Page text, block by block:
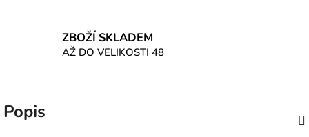
ZBOŽÍ SKLADEM
AŽ DO VELIKOSTI 48
Popis